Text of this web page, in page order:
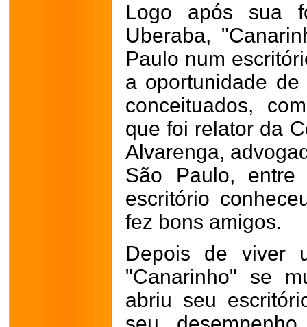
Logo após sua
Uberaba,
Paulo num
a oportunidade
conceituados,
que foi relator da
Alvarenga,
São Paulo,
escritório
fez bons amigos.
Depois de viver
"Canarinho" se
abriu seu